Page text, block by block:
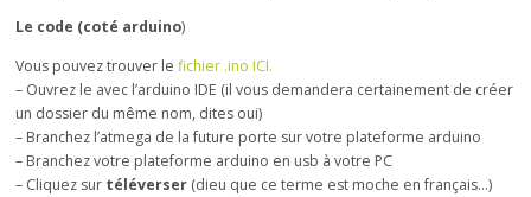
Le code (coté arduino)
Vous pouvez trouver lefichier .ino ICI.
– Ouvrez le avec l’arduino IDE (il vous demandera certainement de créer
un dossier du même nom, dites oui)
– Branchez l’atmega de la future porte sur votre plateforme arduino
– Branchez votre plateforme arduino en usb à votre PC
– Cliquez sur téléverser (dieu que ce terme est moche en français…)